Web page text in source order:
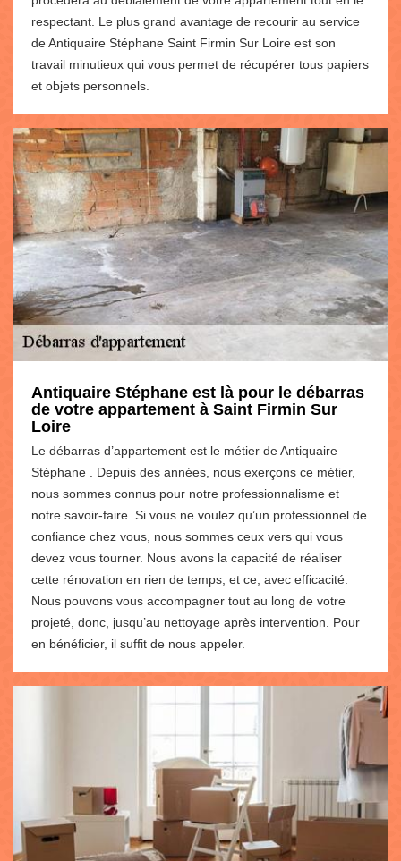
respectant. Le plus grand avantage de recourir au service
de Antiquaire Stéphane Saint Firmin Sur Loire est son
travail minutieux qui vous permet de récupérer tous papiers
et objets personnels.
Antiquaire Stéphane est là pour le débarras
de votre appartement à Saint Firmin Sur
Loire
Le débarras d’appartement est le métier de Antiquaire
Stéphane . Depuis des années, nous exerçons ce métier,
nous sommes connus pour notre professionnalisme et
notre savoir-faire. Si vous ne voulez qu’un professionnel de
confiance chez vous, nous sommes ceux vers qui vous
devez vous tourner. Nous avons la capacité de réaliser
cette rénovation en rien de temps, et ce, avec efficacité.
Nous pouvons vous accompagner tout au long de votre
projeté, donc, jusqu’au nettoyage après intervention. Pour
en bénéficier, il suffit de nous appeler.